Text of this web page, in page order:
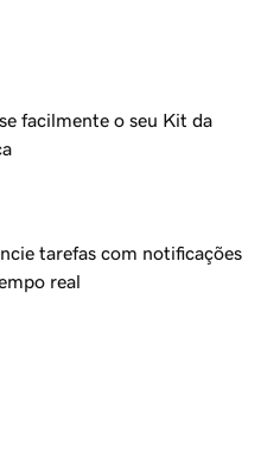
facilmente o seu Kit da
tarefas com notificações
real